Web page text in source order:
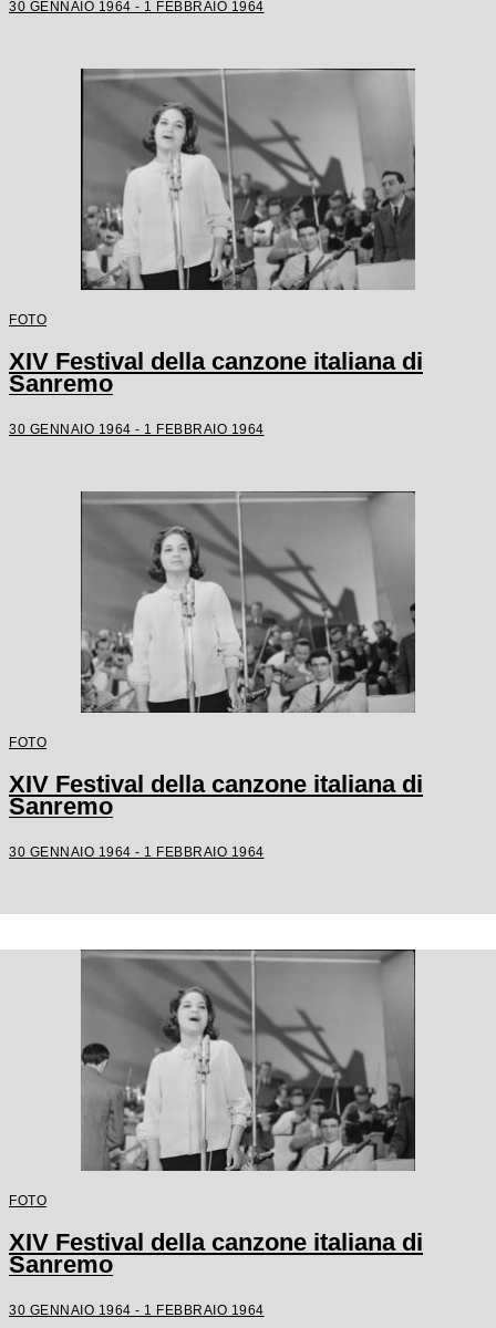
30 GENNAIO 1964 - 1 FEBBRAIO 1964
FOTO
XIV Festival della canzone italiana di
Sanremo
30 GENNAIO 1964 - 1 FEBBRAIO 1964
FOTO
XIV Festival della canzone italiana di
Sanremo
30 GENNAIO 1964 - 1 FEBBRAIO 1964
FOTO
XIV Festival della canzone italiana di
Sanremo
30 GENNAIO 1964 - 1 FEBBRAIO 1964